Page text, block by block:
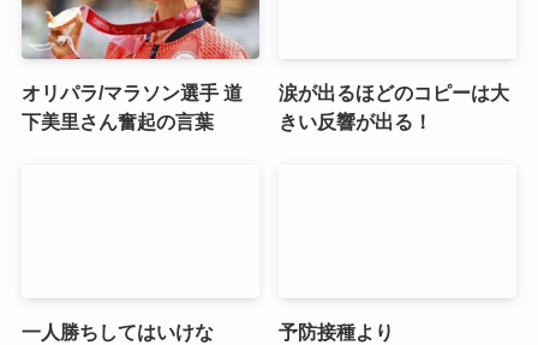
オリパラ/マラソン選手 道
下美里さん奮起の言葉
涙が出るほどのコピーは大
きい反響が出る！
一人勝ちしてはいけな
予防接種より